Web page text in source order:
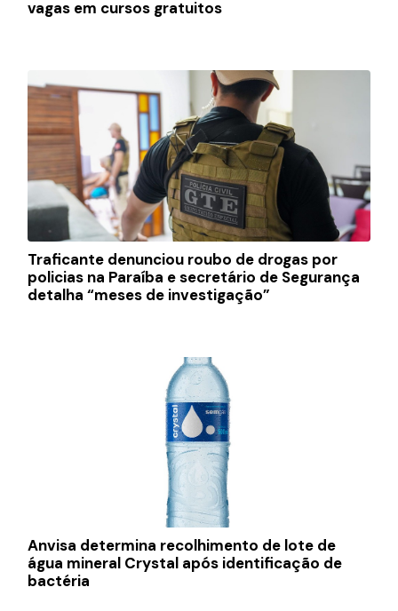
vagas em cursos gratuitos
Traficante denunciou roubo de drogas por
policias na Paraíba e secretário de Segurança
detalha “meses de investigação”
Anvisa determina recolhimento de lote de
água mineral Crystal após identificação de
bactéria